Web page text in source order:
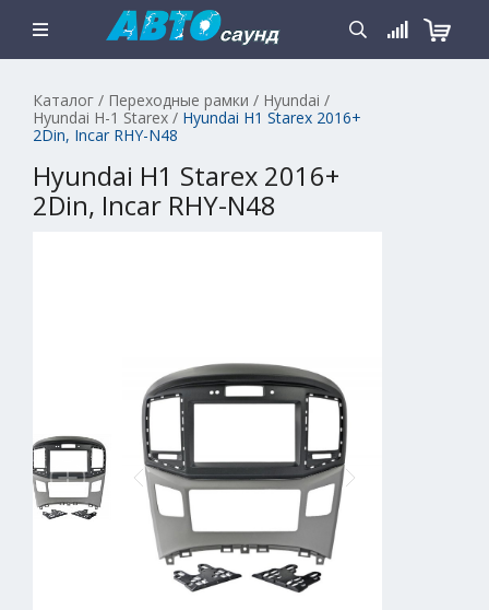
Каталог / Переходные рамки / Hyundai /
Hyundai H-1 Starex / Hyundai H1 Starex 2016+
2Din, Incar RHY-N48
Hyundai H1 Starex 2016+
2Din, Incar RHY-N48